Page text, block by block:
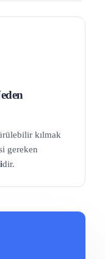
kılmak
gereken
dir.